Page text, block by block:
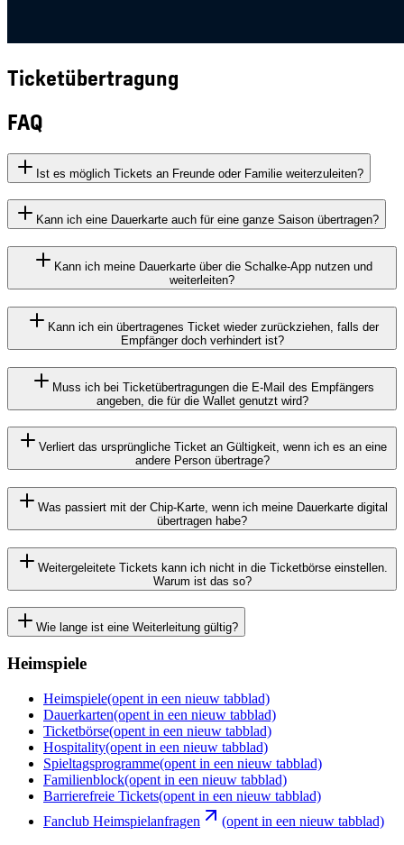
Ticketübertragung
FAQ
Ist es möglich Tickets an Freunde oder Familie weiterzuleiten?
Kann ich eine Dauerkarte auch für eine ganze Saison übertragen?
Kann ich meine Dauerkarte über die Schalke-App nutzen und
weiterleiten?
Kann ich ein übertragenes Ticket wieder zurückziehen, falls der
Empfänger doch verhindert ist?
Muss ich bei Ticketübertragungen die E-Mail des Empfängers
angeben, die für die Wallet genutzt wird?
Verliert das ursprüngliche Ticket an Gültigkeit, wenn ich es an eine
andere Person übertrage?
Was passiert mit der Chip-Karte, wenn ich meine Dauerkarte digital
übertragen habe?
Weitergeleitete Tickets kann ich nicht in die Ticketbörse einstellen.
Warum ist das so?
Wie lange ist eine Weiterleitung gültig?
Heimspiele
Heimspiele(opent in een nieuw tabblad)
Dauerkarten(opent in een nieuw tabblad)
Ticketbörse(opent in een nieuw tabblad)
Hospitality(opent in een nieuw tabblad)
Spieltagsprogramme(opent in een nieuw tabblad)
Familienblock(opent in een nieuw tabblad)
Barrierefreie Tickets(opent in een nieuw tabblad)
Fanclub Heimspielanfragen
(opent in een nieuw tabblad)